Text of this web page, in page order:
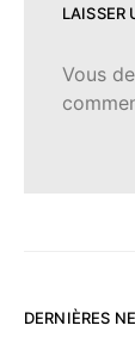
LAISSER
Vous
DERNIÈRES